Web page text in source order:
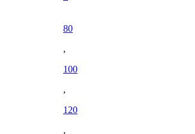
80
,
100
,
120
,